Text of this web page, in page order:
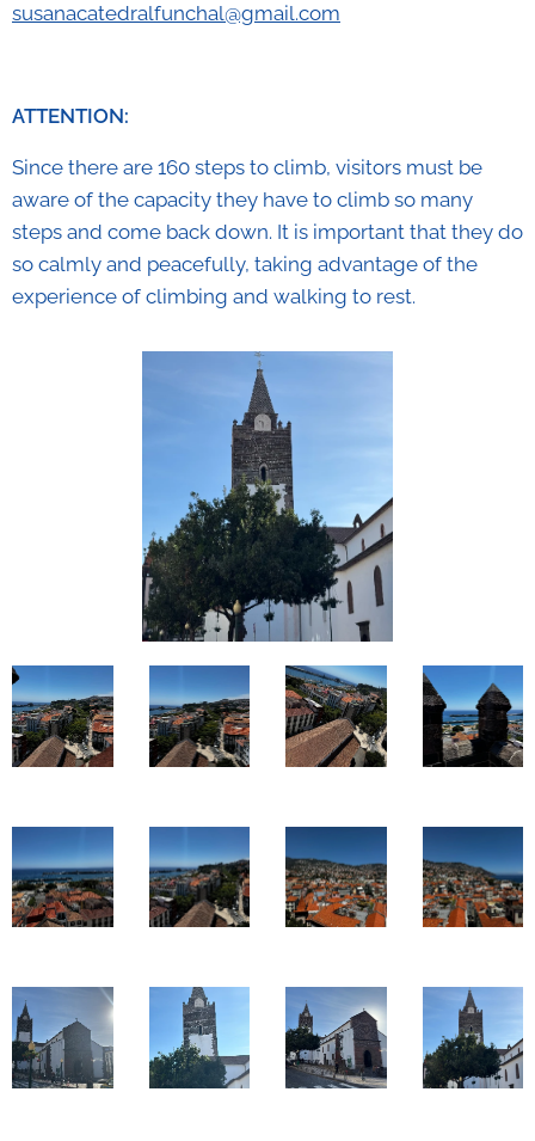
susanacatedralfunchal@gmail.com
ATTENTION:
Since there are 160 steps to climb, visitors must be
aware of the capacity they have to climb so many
steps and come back down. It is important that they do
so calmly and peacefully, taking advantage of the
experience of climbing and walking to rest.